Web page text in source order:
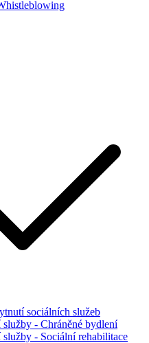
sociálních služeb
- Chráněné bydlení
- Sociální rehabilitace